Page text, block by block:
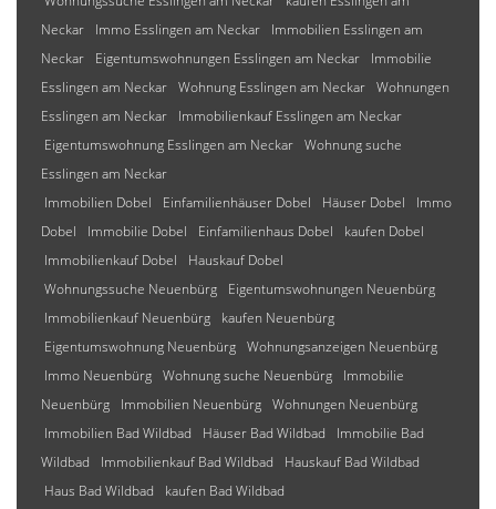
Neckar
Immo Esslingen am Neckar
Immobilien Esslingen am
Neckar
Eigentumswohnungen Esslingen am Neckar
Immobilie
Esslingen am Neckar Wohnung Esslingen am Neckar Wohnungen
Esslingen am Neckar
Immobilienkauf Esslingen am Neckar
Eigentumswohnung Esslingen am Neckar Wohnung suche
Esslingen am Neckar
Immobilien Dobel
Einfamilienhäuser Dobel Häuser Dobel
Immo
Dobel
Immobilie Dobel Einfamilienhaus Dobel
kaufen Dobel
Immobilienkauf Dobel
Hauskauf Dobel
Wohnungssuche Neuenbürg
Eigentumswohnungen Neuenbürg
Immobilienkauf Neuenbürg
kaufen Neuenbürg
Eigentumswohnung Neuenbürg Wohnungsanzeigen Neuenbürg
Immo Neuenbürg Wohnung suche Neuenbürg
Immobilie
Neuenbürg
Immobilien Neuenbürg Wohnungen Neuenbürg
Immobilien Bad Wildbad
Häuser Bad Wildbad
Immobilie Bad
Wildbad
Immobilienkauf Bad Wildbad
Hauskauf Bad Wildbad
Haus Bad Wildbad
kaufen Bad Wildbad